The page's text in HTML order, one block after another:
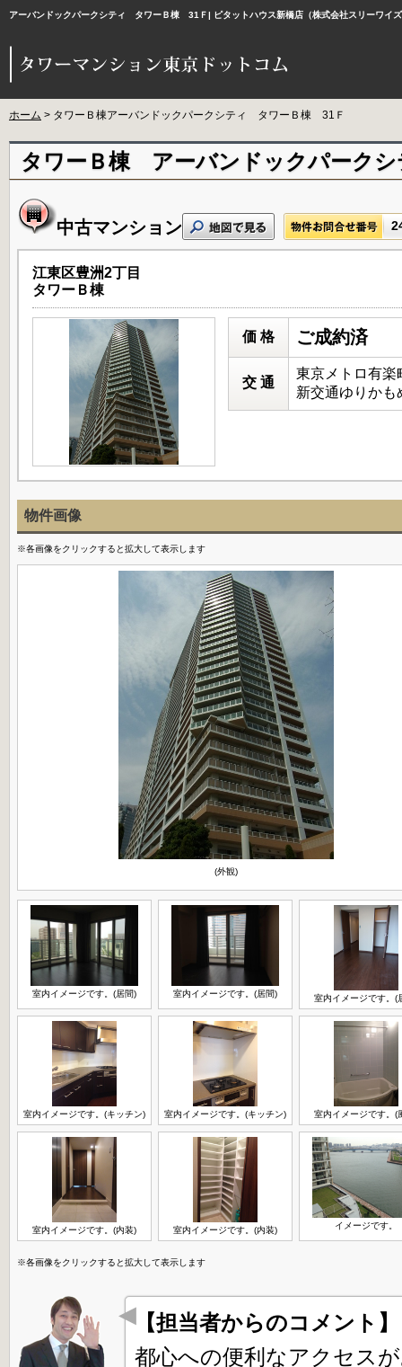
アーバンドックパークシティ タワーＢ棟 31Ｆ| ピタットハウス新橋店（株式会社スリーワイ
ホーム > タワーＢ棟アーバンドックパークシティ タワーＢ棟 31Ｆ
タワーＢ棟 アーバンドックパーク
中古マンション
江東区豊洲2丁目
タワーＢ棟
価 格 ご成約済
交 通
東京メトロ有楽
新交通ゆりかも
物件画像
※各画像をクリックすると拡大して表示します
(外観)
室内イメージです。(居間) 室内イメージです。(居間) 室内イメージです。(
室内イメージです。(キッチン) 室内イメージです。(キッチン) 室内イメージです。(
室内イメージです。(内装) 室内イメージです。(内装) イメージです。
※各画像をクリックすると拡大して表示します
【担当者からのコメント
都心への便利なアクセス